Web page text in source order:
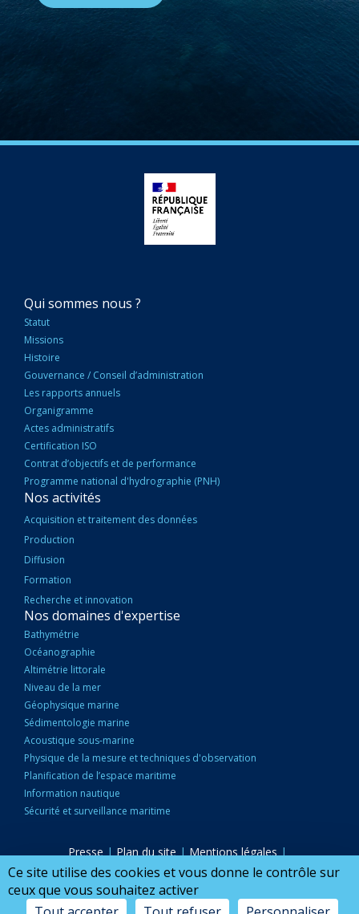
NAVIGATION
PRINCIPALE
Qui sommes nous ?
Statut
Missions
Histoire
Gouvernance / Conseil d’administration
Les rapports annuels
Organigramme
Actes administratifs
Certification ISO
Contrat d’objectifs et de performance
Programme national d'hydrographie (PNH)
Nos activités
Acquisition et traitement des données
Production
Diffusion
Formation
Recherche et innovation
Nos domaines d'expertise
Bathymétrie
Océanographie
Altimétrie littorale
Niveau de la mer
Géophysique marine
Sédimentologie marine
Acoustique sous-marine
Physique de la mesure et techniques d'observation
Planification de l’espace maritime
Information nautique
Sécurité et surveillance maritime
PIED
DE
Presse | Plan du site | Mentions légales |
Accessibilité : partiellement conforme | Marchés publics |
Nous Contacter | Configurer mes cookies
Ce site utilise des cookies et vous donne le contrôle sur
ceux que vous souhaitez activer